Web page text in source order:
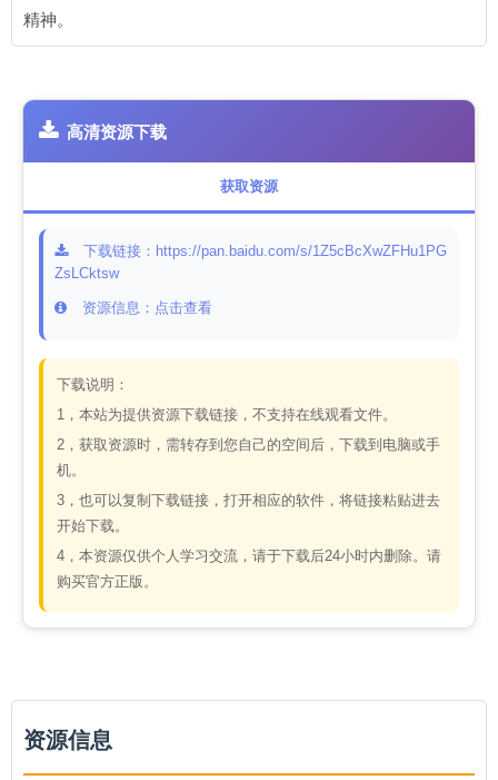
精神。
高清资源下载
获取资源
下载链接：https://pan.baidu.com/s/1Z5cBcXwZFHu1PG
ZsLCktsw
资源信息：点击查看
下载说明：
1，本站为提供资源下载链接，不支持在线观看文件。
2，获取资源时，需转存到您自己的空间后，下载到电脑或手
机。
3，也可以复制下载链接，打开相应的软件，将链接粘贴进去
开始下载。
4，本资源仅供个人学习交流，请于下载后24小时内删除。请
购买官方正版。
资源信息